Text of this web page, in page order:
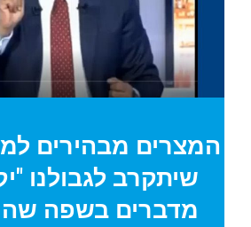
המצרים מבהירים
שיתקרב לגבולנו
מדברים בשפה